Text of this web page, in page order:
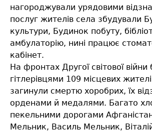
нагороджували урядовими
послуг жителів села збудували
культури, Будинок побуту,
амбулаторію, нині працює
кабінет.
На фронтах Другої світової війни
гітлерівцями 109 місцевих
загинули смертю хоробрих, їх
орденами й медалями. Багато
пекельними дорогами
Мельник, Василь Мельник,